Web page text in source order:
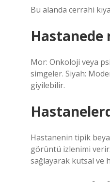
Bu alanda cerrahi
Hastanede
Mor: Onkoloji veya
simgeler. Siyah:
giyilebilir.
Hastanenin tipik
görüntü izlenimi verir.
sağlayarak kutsal ve